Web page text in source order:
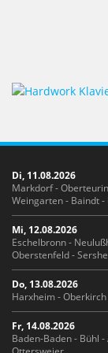
Di, 11.08.2026
Markdorf -
Weingarten - Baindt -
Mi, 12.08.2026
Eschelbronn -
Oberstenfeld -
Do, 13.08.2026
Harxheim -
Fr, 14.08.2026
Baden-Baden - Bühl